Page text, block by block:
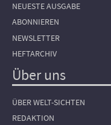
NEUESTE AUSGABE
ABONNIEREN
NEWSLETTER
HEFTARCHIV
Über uns
ÜBER WELT-SICHTEN
REDAKTION